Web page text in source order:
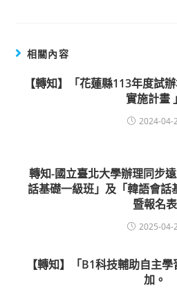
相關內容
【轉知】「花蓮縣113年度試
實施計畫 」
2024-04-
轉知-國立臺北大學辦理同步
話基礎一級班」及「韓語會話
暨報名表
2025-04-
【轉知】「B1科技輔助自主
加。